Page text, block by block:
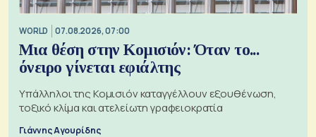
WORLD 07.08.2026, 07:00
Μια θέση στην Κομισιόν: Όταν το...
όνειρο γίνεται εφιάλτης
Υπάλληλοι της Κομισιόν καταγγέλλουν εξουθένωση,
τοξικό κλίμα και ατελείωτη γραφειοκρατία
Γιάννης Αγουρίδης